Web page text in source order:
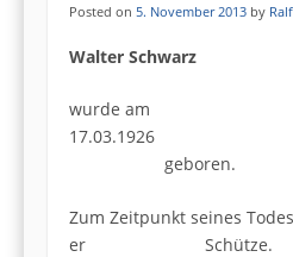
Posted on 5. November 2013 by
Walter Schwarz
geboren.
Zum Zeitpunkt seines
er Schütze.